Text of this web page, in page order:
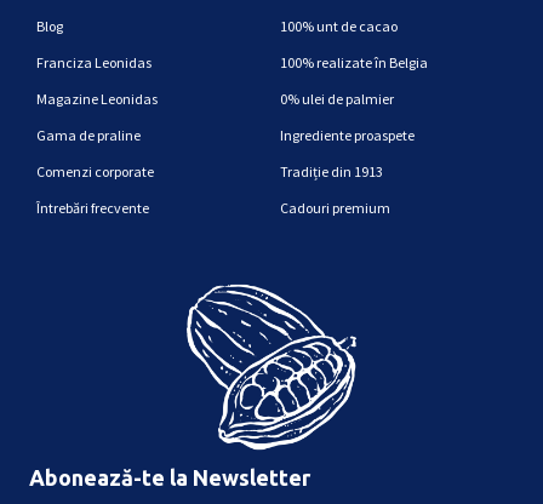
Blog
Franciza Leonidas
Magazine Leonidas
Gama de praline
Comenzi corporate
Întrebări frecvente
100% unt de cacao
100% realizate în Belgia
0% ulei de palmier
Ingrediente proaspete
Tradiție din 1913
Cadouri premium
Abonează-te la Newsletter